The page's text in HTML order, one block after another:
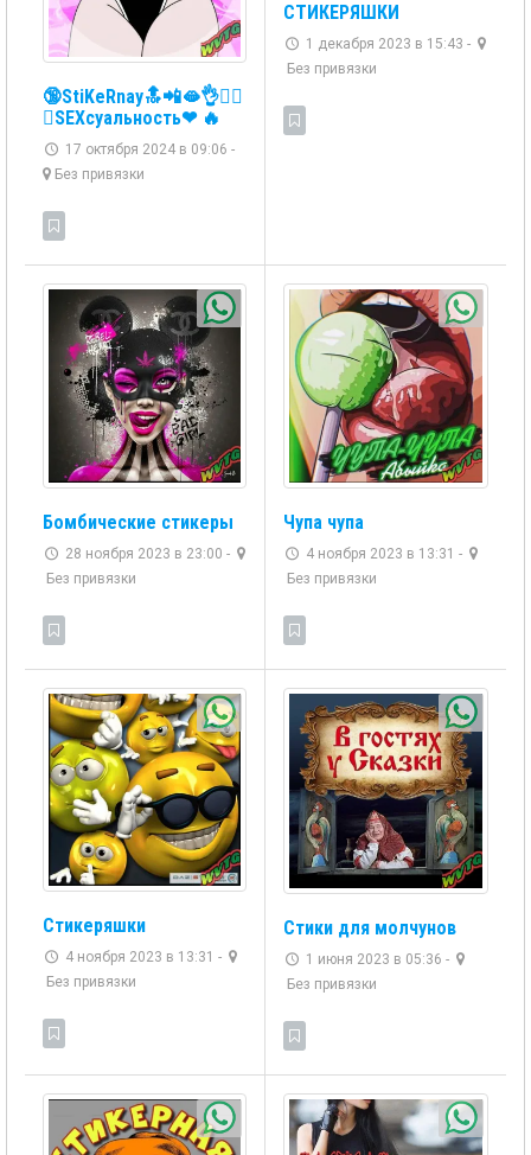
🔞StiKeRnay🔝📲🫦👌👈🏻
💦SEXсуальность❤ ️‍🔥
17 октября 2024 в 09:06 -
Без привязки
СТИКЕРЯШКИ
1 декабря 2023 в 15:43 -
Без привязки
Бомбические стикеры
28 ноября 2023 в 23:00 -
Без привязки
Чупа чупа
4 ноября 2023 в 13:31 -
Без привязки
Стикеряшки
4 ноября 2023 в 13:31 -
Без привязки
Стики для молчунов
1 июня 2023 в 05:36 -
Без привязки